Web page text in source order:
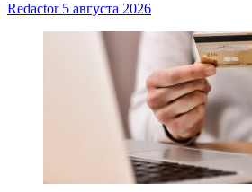
Redactor 5 августа 2026